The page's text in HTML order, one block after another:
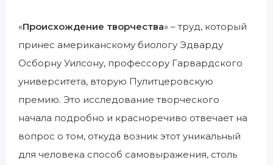
«Происхождение творчества» – труд, который
принес американскому биологу Эдварду
Осборну Уилсону, профессору Гарвардского
университета, вторую Пулитцеровскую
премию. Это исследование творческого
начала подробно и красноречиво отвечает на
вопрос о том, откуда возник этот уникальный
для человека способ самовыражения, столь